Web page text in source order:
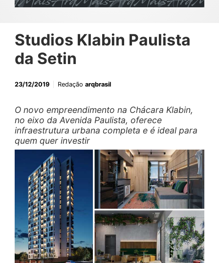
Studios Klabin Paulista
da Setin
23/12/2019 Redação arqbrasil
O novo empreendimento na Chácara Klabin,
no eixo da Avenida Paulista, oferece
infraestrutura urbana completa e é ideal para
quem quer investir